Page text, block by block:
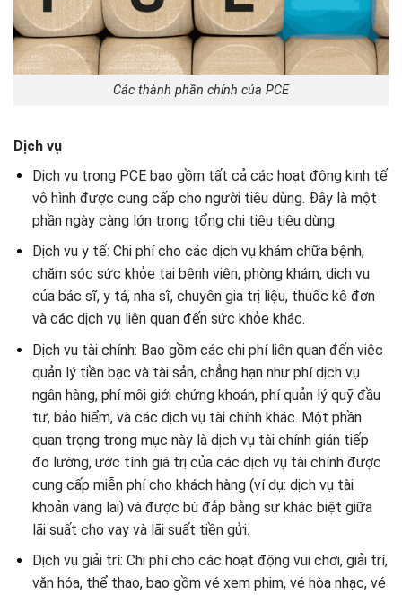
Các thành phần chính của PCE
Dịch vụ
Dịch vụ trong PCE bao gồm tất cả các hoạt động kinh tế
vô hình được cung cấp cho người tiêu dùng. Đây là một
phần ngày càng lớn trong tổng chi tiêu tiêu dùng.
Dịch vụ y tế: Chi phí cho các dịch vụ khám chữa bệnh,
chăm sóc sức khỏe tại bệnh viện, phòng khám, dịch vụ
của bác sĩ, y tá, nha sĩ, chuyên gia trị liệu, thuốc kê đơn
và các dịch vụ liên quan đến sức khỏe khác.
Dịch vụ tài chính: Bao gồm các chi phí liên quan đến việc
quản lý tiền bạc và tài sản, chẳng hạn như phí dịch vụ
ngân hàng, phí môi giới chứng khoán, phí quản lý quỹ đầu
tư, bảo hiểm, và các dịch vụ tài chính khác. Một phần
quan trọng trong mục này là dịch vụ tài chính gián tiếp
đo lường, ước tính giá trị của các dịch vụ tài chính được
cung cấp miễn phí cho khách hàng (ví dụ: dịch vụ tài
khoản vãng lai) và được bù đắp bằng sự khác biệt giữa
lãi suất cho vay và lãi suất tiền gửi.
Dịch vụ giải trí: Chi phí cho các hoạt động vui chơi, giải trí,
văn hóa, thể thao, bao gồm vé xem phim, vé hòa nhạc, vé